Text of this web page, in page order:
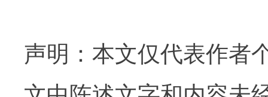
声明：本文仅代表作者